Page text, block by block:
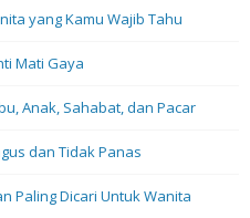
yang Kamu Wajib Tahu
Mati Gaya
Anak, Sahabat, dan Pacar
dan Tidak Panas
Paling Dicari Untuk Wanita